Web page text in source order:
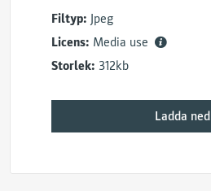
Filtyp: Jpeg
Licens: Media use
Storlek: 312kb
Ladda ned